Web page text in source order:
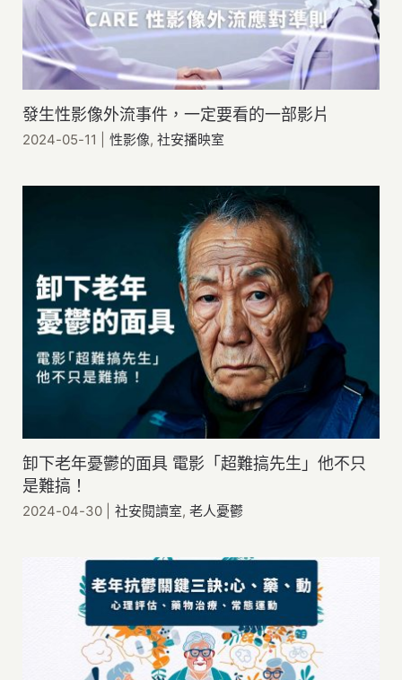
發生性影像外流事件，一定要看的一部影片
2024-05-11 性影像,社安播映室
卸下老年憂鬱的面具 電影「超難搞先生」他不只
是難搞！
2024-04-30 社安閱讀室,老人憂鬱